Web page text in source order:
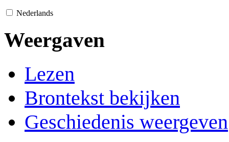
Nederlands
Weergaven
Lezen
Brontekst bekijken
Geschiedenis weergeven